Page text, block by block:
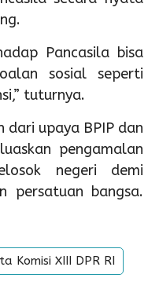
Pancasila bisa
sosial seperti
tuturnya.
dari upaya BPIP dan
pengamalan
negeri demi
persatuan bangsa.
Komisi XIII DPR RI